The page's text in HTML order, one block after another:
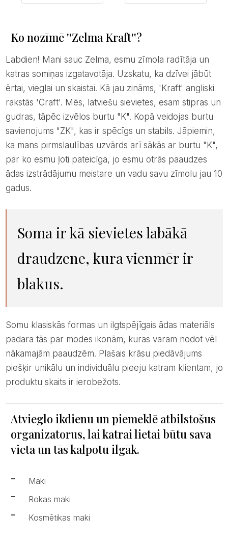
Ko nozīmē ''Zelma Kraft''?
Labdien! Mani sauc Zelma, esmu zīmola radītāja un
katras somiņas izgatavotāja. Uzskatu, ka dzīvei jābūt
ērtai, vieglai un skaistai. Kā jau zināms, 'Kraft' angliski
rakstās 'Craft'. Mēs, latviešu sievietes, esam stipras un
gudras, tāpēc izvēlos burtu "K". Kopā veidojas burtu
savienojums "ZK", kas ir spēcīgs un stabils. Jāpiemin,
ka mans pirmslaulības uzvārds arī sākās ar burtu "K",
par ko esmu ļoti pateicīga, jo esmu otrās paaudzes
ādas izstrādājumu meistare un vadu savu zīmolu jau 10
gadus.
Soma ir kā sievietes labākā
draudzene, kura vienmēr ir
blakus.
Somu klasiskās formas un ilgtspējīgais ādas materiāls
padara tās par modes ikonām, kuras varam nodot vēl
nākamajām paaudzēm. Plašais krāsu piedāvājums
piešķir unikālu un individuālu pieeju katram klientam, jo
produktu skaits ir ierobežots.
Atvieglo ikdienu un piemeklē atbilstošus
organizatorus, lai katrai lietai būtu sava
vieta un tās kalpotu ilgāk.
Maki
Rokas maki
Kosmētikas maki